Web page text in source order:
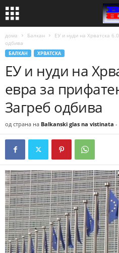
дома Балкан
ЕУ и нуди на Хрватска
одбива
БАЛКАН ХРВАТСКА
ЕУ и нуди на
евра за
Загреб одбива
од страна на Balkanski glas na vistinata -